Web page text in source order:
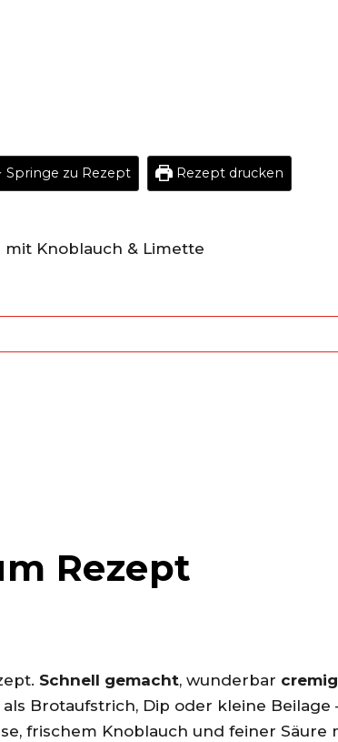
Springe zu Rezept Rezept drucken
mit Knoblauch & Limette
Rezept
Schnell gemacht, wunderbar cremig
als Brotaufstrich, Dip oder kleine
frischem Knoblauch und feiner Säure